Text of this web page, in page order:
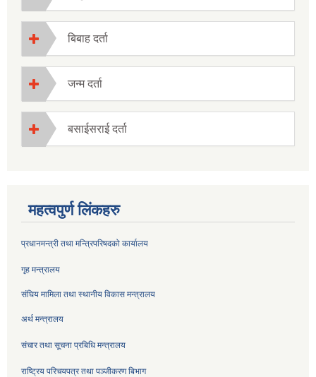
बिबाह दर्ता
जन्म दर्ता
बसाईसराई दर्ता
महत्वपुर्ण लिंकहरु
प्रधानमन्त्री तथा मन्त्रिपरिषदको कार्यालय
गृह मन्त्रालय
संघिय मामिला तथा स्थानीय विकास मन्त्रालय
अर्थ मन्त्रालय
संचार तथा सूचना प्रबिधि मन्त्रालय
राष्ट्रिय परिचयपत्र तथा पञ्जीकरण बिभाग